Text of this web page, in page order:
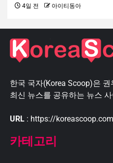
4일 전 아이티동아
한국 국자(Korea Scoop)은
최신 뉴스를 공유하는 뉴스
URL : https://koreascoop.com
카테고리